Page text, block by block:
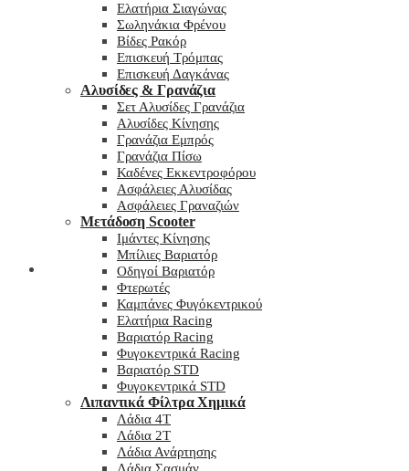
My wishlist
Ελατήρια Σιαγώνας
Σωληνάκια Φρένου
Βίδες Ρακόρ
Επισκευή Τρόμπας
Επισκευή Δαγκάνας
Αλυσίδες & Γρανάζια
Σετ Αλυσίδες Γρανάζια
Αλυσίδες Κίνησης
Γρανάζια Εμπρός
Γρανάζια Πίσω
Καδένες Εκκεντροφόρου
Ασφάλειες Αλυσίδας
Ασφάλειες Γραναζιών
Μετάδοση Scooter
Ιμάντες Κίνησης
Μπίλιες Βαριατόρ
Οδηγοί Βαριατόρ
Φτερωτές
Καμπάνες Φυγόκεντρικού
Ελατήρια Racing
Βαριατόρ Racing
Φυγοκεντρικά Racing
Βαριατόρ STD
Φυγοκεντρικά STD
Λιπαντικά Φίλτρα Χημικά
Λάδια 4T
Λάδια 2T
Λάδια Ανάρτησης